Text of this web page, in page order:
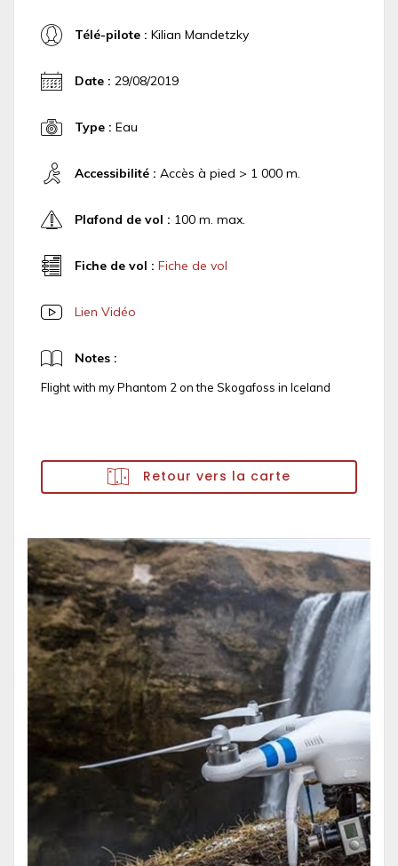
Télé-pilote : Kilian Mandetzky
Date : 29/08/2019
Type : Eau
Accessibilité : Accès à pied > 1 000 m.
Plafond de vol : 100 m. max.
Fiche de vol : Fiche de vol
Lien Vidéo
Notes :
Flight with my Phantom 2 on the Skogafoss in Iceland
Retour vers la carte